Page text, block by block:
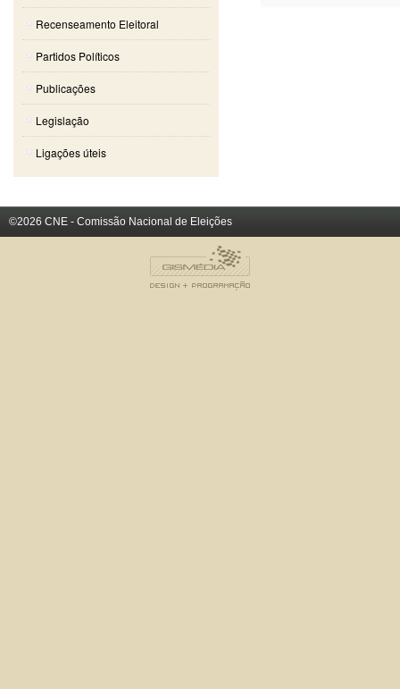
Recenseamento Eleitoral
Partidos Políticos
Publicações
Legislação
Ligações úteis
©2026 CNE - Comissão Nacional de Eleições